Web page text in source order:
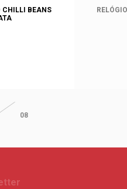
CHILLI BEANS
08